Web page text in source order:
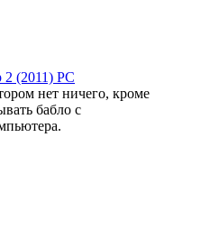
(2011) PC
нет ничего, кроме
бабло с